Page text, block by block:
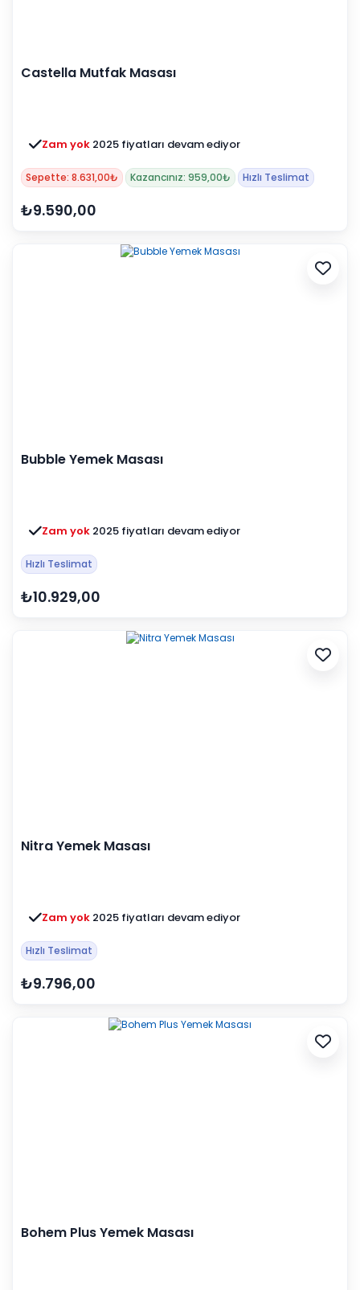
Castella Mutfak Masası
Zam yok 2025 fiyatları devam ediyor
Sepette: 8.631,00₺ Kazancınız: 959,00₺ Hızlı Teslimat
₺9.590,00
Bubble Yemek Masası
Zam yok 2025 fiyatları devam ediyor
Hızlı Teslimat
₺10.929,00
Nitra Yemek Masası
Zam yok 2025 fiyatları devam ediyor
Hızlı Teslimat
₺9.796,00
Bohem Plus Yemek Masası